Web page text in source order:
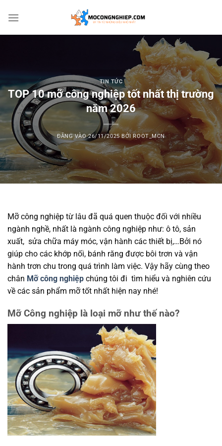
qua
TIN TỨC
TOP 10 mỡ công nghiệp tốt nhất thị trường
năm 2026
ĐĂNG VÀO26/11/2025 BỞI ROOT_MCN
Mỡ công nghiệp từ lâu đã quá quen thuộc đối với nhiều
ngành nghề, nhất là ngành công nghiệp như: ô tô, sản
xuất, sửa chữa máy móc, vận hành các thiết bị,…Bởi nó
giúp cho các khớp nối, bánh răng được bôi trơn và vận
hành trơn chu trong quá trình làm việc. Vậy hãy cùng theo
chân Mỡ công nghiệp chúng tôi đi tìm hiểu và nghiên cứu
về các sản phẩm mỡ tốt nhất hiện nay nhé!
Mỡ Công nghiệp là loại mỡ như thế nào?